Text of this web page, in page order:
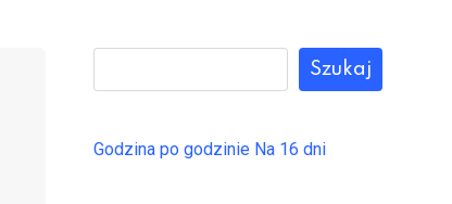
Szukaj
Godzina po godzinie Na 16 dni